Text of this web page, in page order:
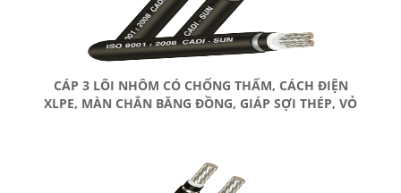
CÁP 3 LÕI NHÔM CÓ CHỐNG THẤM, CÁCH ĐIỆN
XLPE, MÀN CHẮN BĂNG ĐỒNG, GIÁP SỢI THÉP, VỎ